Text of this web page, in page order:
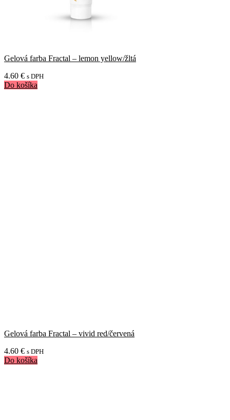
Gelová farba Fractal – lemon yellow/žltá
4.60 € s DPH
Do košíka
Gelová farba Fractal – vivid red/červená
4.60 € s DPH
Do košíka